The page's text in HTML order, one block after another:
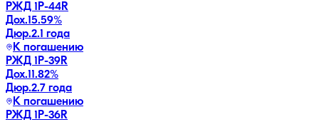
РЖД 1Р-44R
Дох.15.59%
Дюр.2.1 года
К погашению
РЖД 1Р-39R
Дох.11.82%
Дюр.2.7 года
К погашению
РЖД 1Р-36R